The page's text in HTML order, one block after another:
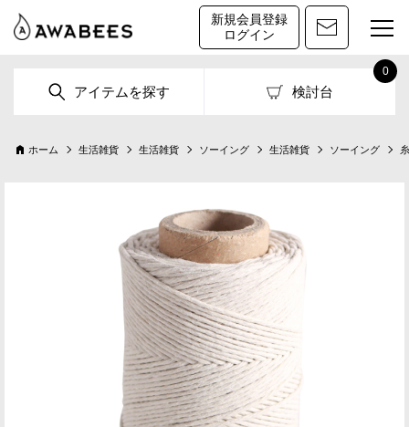
新規会員登録
ログイン
アイテムを探す 検討台
0
ホーム 生活雑貨 生活雑貨 ソーイング 生活雑貨 ソーイング 糸